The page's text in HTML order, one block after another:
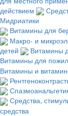
действием
Мидриатики
Витамины для
Макро- и
детей
Витамины
Витамины для
Витамины и
Средства,
средства